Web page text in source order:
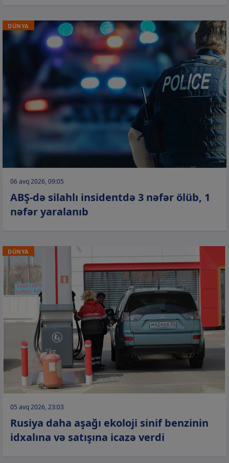
DÜNYA
06 avq 2026, 09:05
ABŞ-də silahlı insidentdə 3 nəfər ölüb, 1
nəfər yaralanıb
DÜNYA
05 avq 2026, 23:03
Rusiya daha aşağı ekoloji sinif benzinin
idxalına və satışına icazə verdi